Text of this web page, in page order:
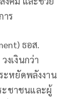
าร
ธอส.
เงินกว่า
ะหยัดพลังงาน
ะชาชนและผู้